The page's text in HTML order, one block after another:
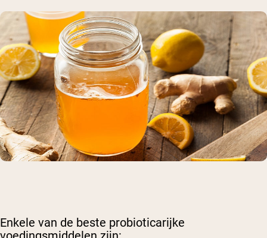
Enkele van de beste probioticarijke